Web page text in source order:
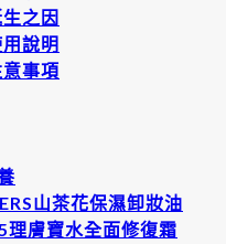
之因
說明
事項
山茶花保濕卸妝油
理膚寶水全面修復霜